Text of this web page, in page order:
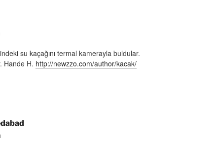
su kaçağını termal kamerayla buldular.
Hande H. http://newzzo.com/author/kacak/